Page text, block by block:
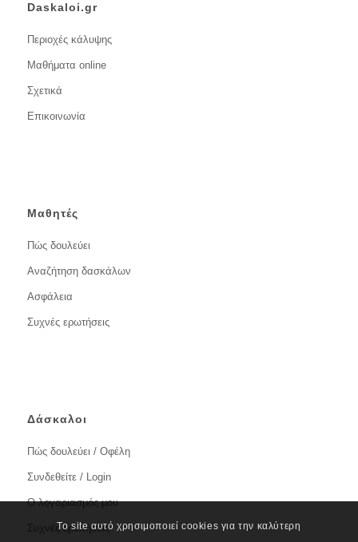
Daskaloi.gr
Περιοχές κάλυψης
Μαθήματα online
Σχετικά
Επικοινωνία
Μαθητές
Πώς δουλεύει
Αναζήτηση δασκάλων
Ασφάλεια
Συχνές ερωτήσεις
Δάσκαλοι
Πώς δουλεύει / Οφέλη
Συνδεθείτε / Login
Ο λογαριασμός μου
Συχνές ερωτήσεις
Το site αυτό χρησιμοποιεί cookies για την καλύτερη